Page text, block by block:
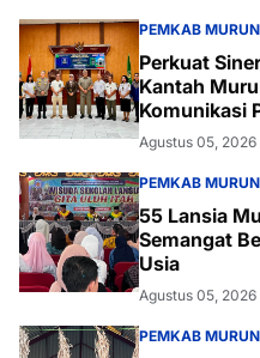
PEMKAB
Perkuat
Kantah
Komunikasi
Agustus 05, 2026
PEMKAB
55 Lansia
Semangat
Usia
Agustus 05, 2026
PEMKAB